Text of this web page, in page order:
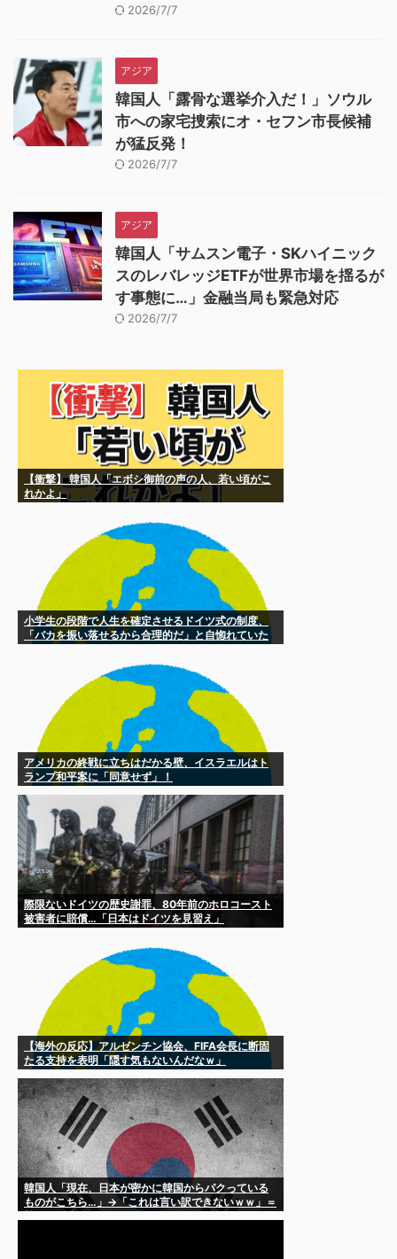
2026/7/7
アジア
韓国人「露骨な選挙介入だ！」ソウル
市への家宅捜索にオ・セフン市長候補
が猛反発！
2026/7/7
アジア
韓国人「サムスン電子・SKハイニック
スのレバレッジETFが世界市場を揺るが
す事態に…」金融当局も緊急対応
2026/7/7
【衝撃】 韓国人「エボシ御前の声の人、若い頃がこ
れかよ」
小学生の段階で人生を確定させるドイツ式の制度、
「バカを振い落せるから合理的だ」と自惚れていた
アメリカの終戦に立ちはだかる壁、イスラエルはト
ランプ和平案に「同意せず」！
際限ないドイツの歴史謝罪、80年前のホロコースト
被害者に賠償…「日本はドイツを見習え」
【海外の反応】アルゼンチン協会、FIFA会長に断固
たる支持を表明「隠す気もないんだなｗ」
韓国人「現在、日本が密かに韓国からパクっている
ものがこちら…」→「これは言い訳できないｗｗ」＝